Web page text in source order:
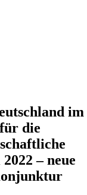
im
die
– neue